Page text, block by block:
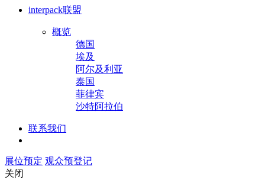
interpack联盟
概览
德国
埃及
阿尔及利亚
泰国
菲律宾
沙特阿拉伯
联系我们
展位预定 观众预登记
关闭